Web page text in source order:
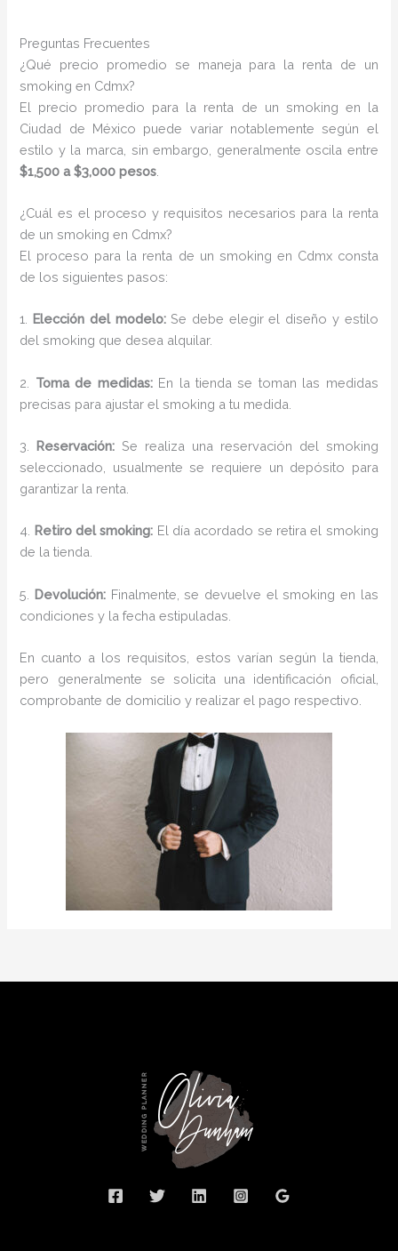
Preguntas Frecuentes
¿Qué precio promedio se maneja para la renta de un
smoking en Cdmx?
El precio promedio para la renta de un smoking en la
Ciudad de México puede variar notablemente según el
estilo y la marca, sin embargo, generalmente oscila entre
$1,500 a $3,000 pesos
¿Cuál es el proceso y requisitos necesarios para la renta
de un smoking en Cdmx?
El proceso para la renta de un smoking en Cdmx consta
de los siguientes pasos:
1. Elección del modelo:Se debe elegir el diseño y estilo
del smoking que desea alquilar.
2. Toma de medidas:En la tienda se toman las medidas
precisas para ajustar el smoking a tu medida.
3. Reservación: Se realiza una reservación del smoking
seleccionado, usualmente se requiere un depósito para
garantizar la renta.
4. Retiro del smoking: El día acordado se retira el smoking
de la tienda.
5. Devolución: Finalmente, se devuelve el smoking en las
condiciones y la fecha estipuladas.
En cuanto a los requisitos, estos varían según la tienda,
pero generalmente se solicita una identificación oficial,
comprobante de domicilio y realizar el pago respectivo.